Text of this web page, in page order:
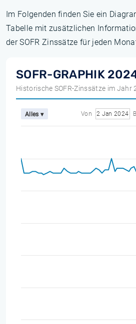
Im Folgenden finden Sie ein
Tabelle mit zusätzlichen
der SOFR Zinssätze für jeden
SOFR-GRAPHIK
Historische SOFR-Zinssätze im Jahr
Alles ▾ Von 2 Jan 2024